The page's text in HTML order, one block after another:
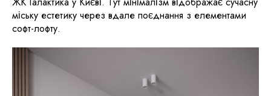
міську естетику через вдале поєднання з елементами
софт-лофту.